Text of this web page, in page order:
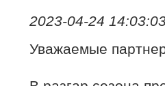
2023-04-24
Уважаемые